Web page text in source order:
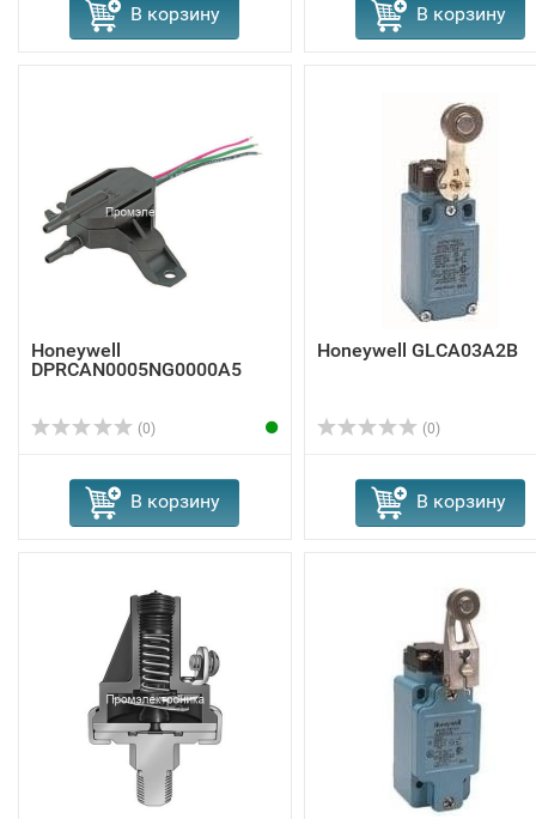
В корзину В корзину
Honeywell
DPRCAN0005NG0000A5
(0)
В корзину
Honeywell GLCA03A2B
(0)
В корзину